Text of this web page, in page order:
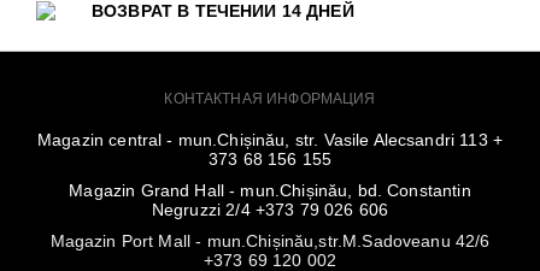
ВОЗВРАТ В ТЕЧЕНИИ 14 ДНЕЙ
КОНТАКТНАЯ ИНФОРМАЦИЯ
Magazin central - mun.Chișinău, str. Vasile Alecsandri 113 +
373 68 156 155
Magazin Grand Hall - mun.Chișinău, bd. Constantin
Negruzzi 2/4 +373 79 026 606
Magazin Port Mall - mun.Chișinău,str.M.Sadoveanu 42/6
+373 69 120 002